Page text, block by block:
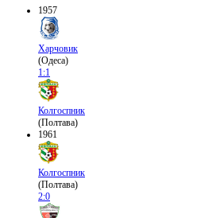
1957
Харчовик
(Одеса)
1:1
Колгоспник
(Полтава)
1961
Колгоспник
(Полтава)
2:0